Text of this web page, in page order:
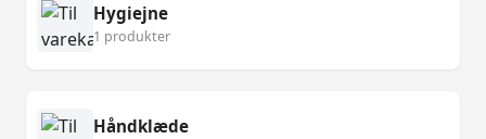
Hygiejne
1 produkter
Håndklæde